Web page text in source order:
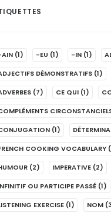
(1) -EU (1) -IN (1)
DÉMONSTRATIFS (1)
(7) CE QUI (1)
(1)
COOKING VOCABULARY
(2) IMPERATIVE (2)
OU PARTICIPE PASSÉ (1)
EXERCISE (1) NOM